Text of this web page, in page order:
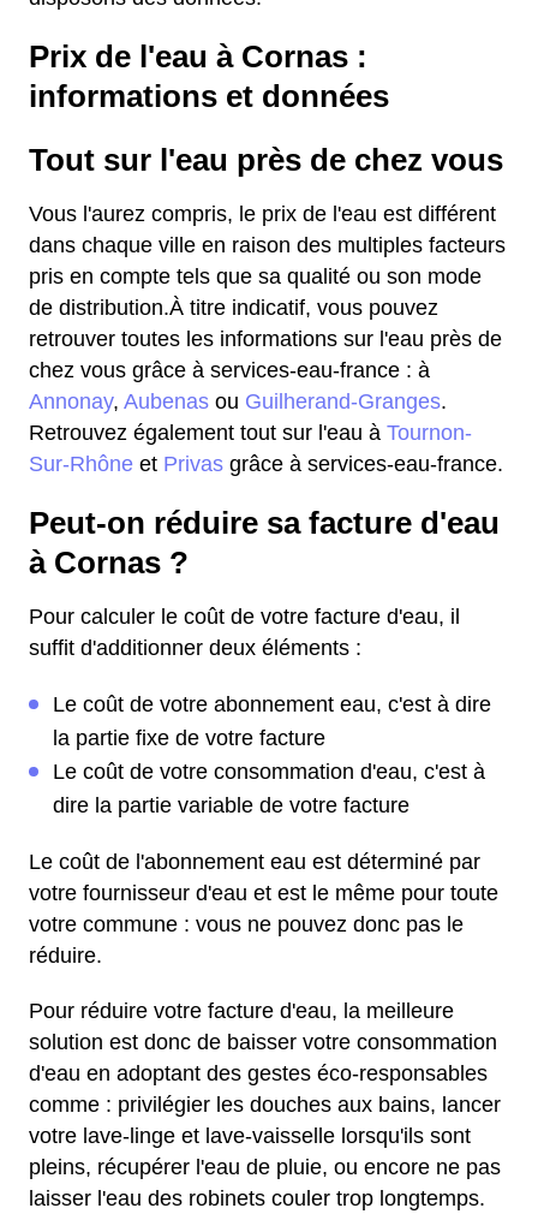
Prix de l'eau à Cornas :
informations et données
Tout sur l'eau près de chez vous
Vous l'aurez compris, le prix de l'eau est différent
dans chaque ville en raison des multiples facteurs
pris en compte tels que sa qualité ou son mode
de distribution.À titre indicatif, vous pouvez
retrouver toutes les informations sur l'eau près de
chez vous grâce à services-eau-france : à
Annonay, Aubenas ou Guilherand-Granges.
Retrouvez également tout sur l'eau à Tournon-
Sur-Rhône et Privas grâce à services-eau-france.
Peut-on réduire sa facture d'eau
à Cornas ?
Pour calculer le coût de votre facture d'eau, il
suffit d'additionner deux éléments :
Le coût de votre abonnement eau, c'est à dire
la partie fixe de votre facture
Le coût de votre consommation d'eau, c'est à
dire la partie variable de votre facture
Le coût de l'abonnement eau est déterminé par
votre fournisseur d'eau et est le même pour toute
votre commune : vous ne pouvez donc pas le
réduire.
Pour réduire votre facture d'eau, la meilleure
solution est donc de baisser votre consommation
d'eau en adoptant des gestes éco-responsables
comme : privilégier les douches aux bains, lancer
votre lave-linge et lave-vaisselle lorsqu'ils sont
pleins, récupérer l'eau de pluie, ou encore ne pas
laisser l'eau des robinets couler trop longtemps.